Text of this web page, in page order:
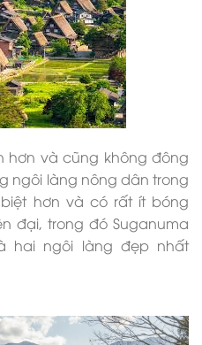
hơn và cũng không đông
ngôi làng nông dân trong
hơn và có rất ít bóng
đại, trong đó Suganuma
hai ngôi làng đẹp nhất